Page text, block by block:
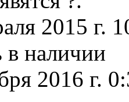
2015 г.
в наличии
2016 г.